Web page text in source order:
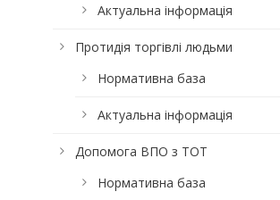
Актуальна інформація
Протидія торгівлі людьми
Нормативна база
Актуальна інформація
Допомога ВПО з ТОТ
Нормативна база